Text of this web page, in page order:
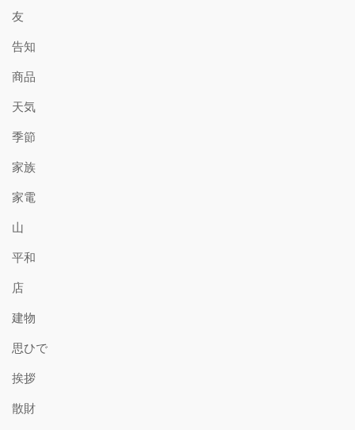
友
告知
商品
天気
季節
家族
家電
山
平和
店
建物
思ひで
挨拶
散財